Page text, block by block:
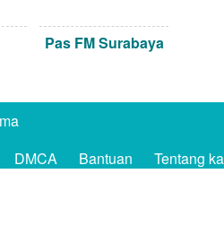
Pas FM Surabaya
DMCA Bantuan Tentang